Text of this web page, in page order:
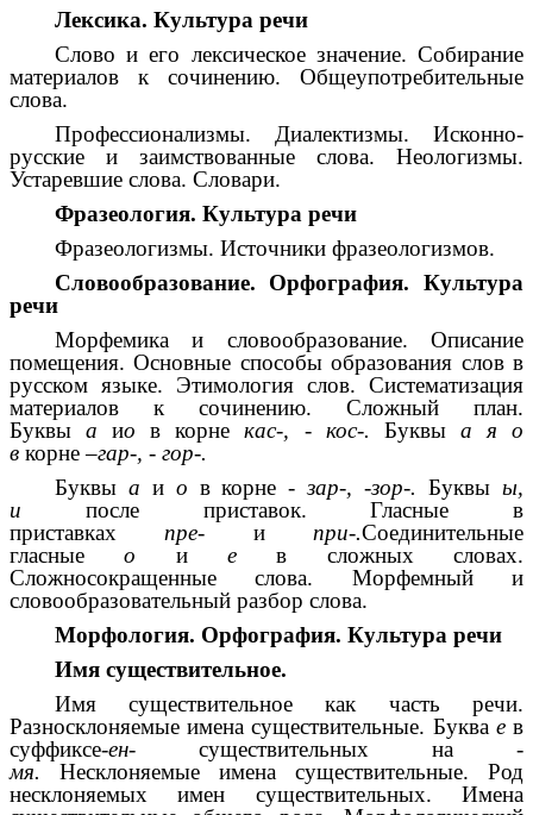
Лексика. Культура речи
Слово и его лексическое значение. Собирание
материалов к сочинению. Общеупотребительные
слова.
Профессионализмы. Диалектизмы. Исконно-
русские и заимствованные слова. Неологизмы.
Устаревшие слова. Словари.
Фразеология. Культура речи
Фразеологизмы. Источники фразеологизмов.
Словообразование. Орфография. Культура
речи
Морфемика и словообразование. Описание
помещения. Основные способы образования слов в
русском языке. Этимология слов. Систематизация
материалов к сочинению. Сложный план.
Буквы а ио в корне кас-, - кос-. Буквыа я о
в корне–гар-, - гор-.
Буквы а ио в корне - зар-, -зор-. Буквы ы,
и после приставок. Гласные в
приставках пре- ипри-.Соединительные
гласные о ие в сложных словах.
Сложносокращенные слова. Морфемный и
словообразовательный разбор слова.
Морфология. Орфография. Культура речи
Имя существительное.
Имя существительное как часть речи.
Разносклоняемые имена существительные. Буква ев
суффиксе-ен- существительных на -
мя. Несклоняемые имена существительные. Род
несклоняемых имен существительных. Имена